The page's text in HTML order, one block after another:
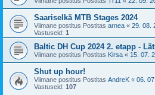
Saariselkä MTB Stages 2024
Viimane postitus Postitas arnea « 29. 08.
Vastuseid: 1
Baltic DH Cup 2024 2. etapp -
Viimane postitus Postitas Kirsa « 15. 07.
Shut up hour!
Viimane postitus Postitas AndreK « 06.
Vastuseid: 107